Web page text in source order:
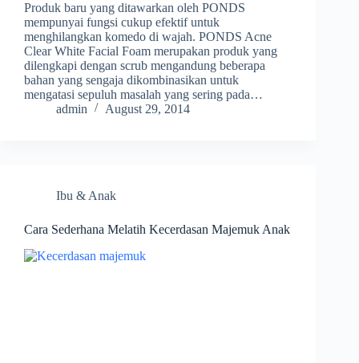
Produk baru yang ditawarkan oleh PONDS
mempunyai fungsi cukup efektif untuk
menghilangkan komedo di wajah. PONDS Acne
Clear White Facial Foam merupakan produk yang
dilengkapi dengan scrub mengandung beberapa
bahan yang sengaja dikombinasikan untuk
mengatasi sepuluh masalah yang sering pada…
admin
August 29, 2014
Ibu & Anak
Cara Sederhana Melatih Kecerdasan Majemuk Anak